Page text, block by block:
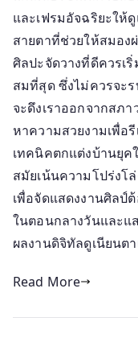
และเฟรมอัจฉริยะให้
สายตาที่ช่วยให้สมอ
ศิลปะจัดวางที่ดีควรเ
สมที่สุด ซึ่งไม่ควรจะ
จะดึงเราออกจากสภ
หาความสวยงามเพื่อ
เทคนิคตกแต่งบ้านยุค
สมัยเน้นความโปร่งโ
เพื่อจัดแสดงงานศิลป์
ในตอนกลางวันและแ
ผลงานดิจิทัลดูเนียนต
Read More